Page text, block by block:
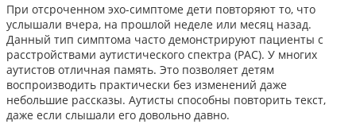
При отсроченном эхо-симптоме дети повторяют то, что
услышали вчера, на прошлой неделе или месяц назад.
Данный тип симптома часто демонстрируют пациенты с
расстройствами аутистического спектра (РАС). У многих
аутистов отличная память. Это позволяет детям
воспроизводить практически без изменений даже
небольшие рассказы. Аутисты способны повторить текст,
даже если слышали его довольно давно.